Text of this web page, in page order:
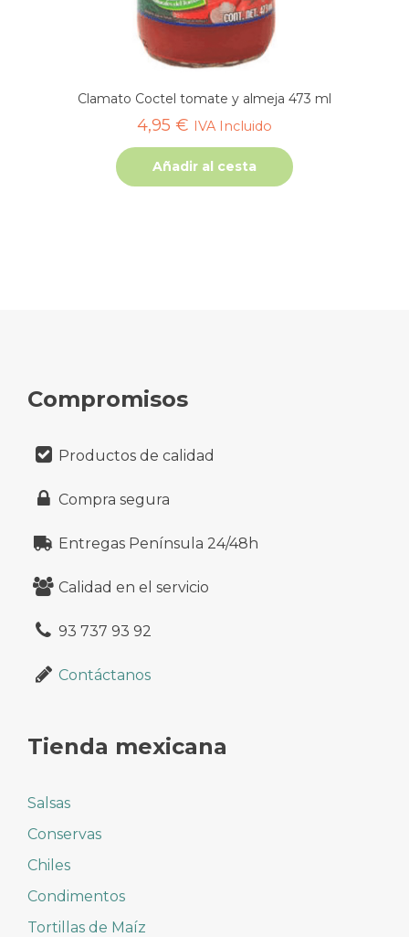
Clamato Coctel tomate y almeja 473 ml
4,95 € IVA Incluido
Añadir al cesta
Compromisos
Productos de calidad
Compra segura
Entregas Península 24/48h
Calidad en el servicio
93 737 93 92
Contáctanos
Tienda mexicana
Salsas
Conservas
Chiles
Condimentos
Tortillas de Maíz